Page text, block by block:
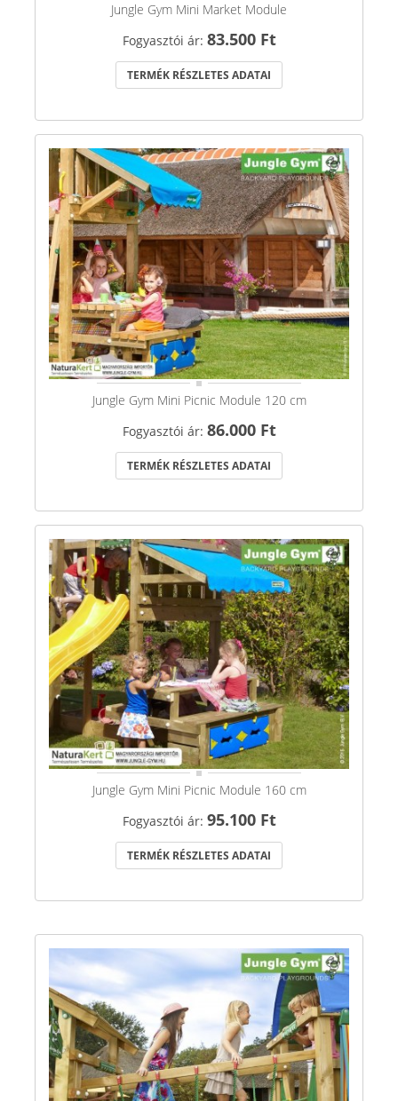
Jungle Gym Mini Market Module
Fogyasztói ár: 83.500 Ft
TERMÉK RÉSZLETES ADATAI
Jungle Gym Mini Picnic Module 120 cm
Fogyasztói ár: 86.000 Ft
TERMÉK RÉSZLETES ADATAI
Jungle Gym Mini Picnic Module 160 cm
Fogyasztói ár: 95.100 Ft
TERMÉK RÉSZLETES ADATAI